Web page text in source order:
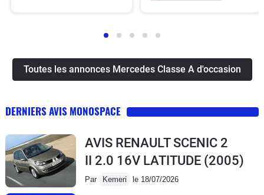
Toutes les annonces Mercedes Classe A d'occasion
DERNIERS AVIS MONOSPACE
AVIS RENAULT SCENIC 2
II 2.0 16V LATITUDE (2005)
Par Kemeri le 18/07/2026